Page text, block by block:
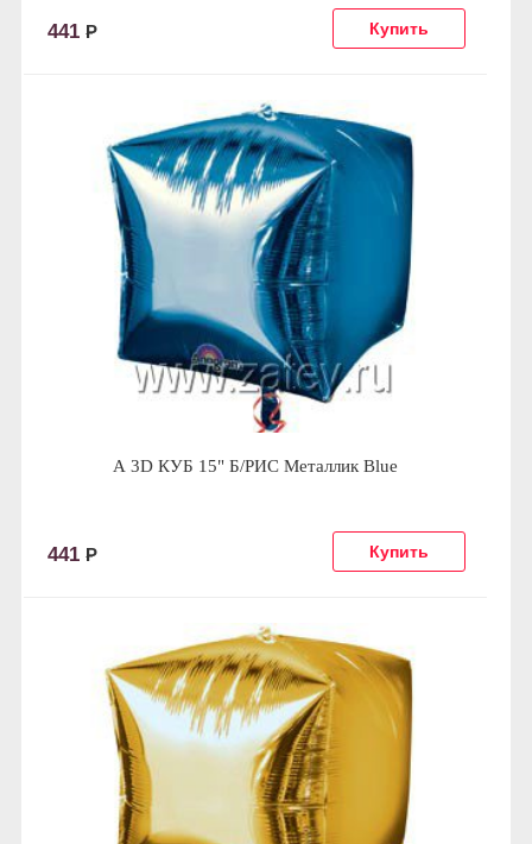
441 Р
А 3D КУБ 15" Б/РИС Металлик Blue
441 Р